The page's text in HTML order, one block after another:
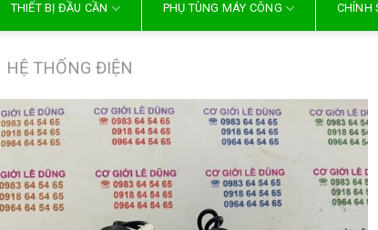
THIẾT BỊ ĐẦU CẦN PHỤ TÙNG MÁY CÔNG CHÍNH
HỆ THỐNG ĐIỆN